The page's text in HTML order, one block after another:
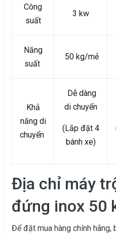
Công
suất
3 kw
Năng
suất
50 kg/mẻ
Khả
năng di
chuyển
Dễ dàng
di chuyển
(Lắp đặt 4
bánh xe)
Địa chỉ máy
đứng inox 50
Để đặt mua hàng chính